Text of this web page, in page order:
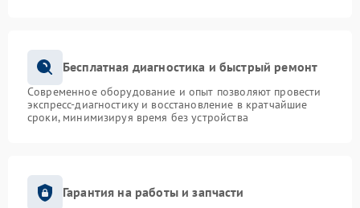
Бесплатная диагностика и быстрый ремонт
Современное оборудование и опыт позволяют провести
экспресс-диагностику и восстановление в кратчайшие
сроки, минимизируя время без устройства
Гарантия на работы и запчасти